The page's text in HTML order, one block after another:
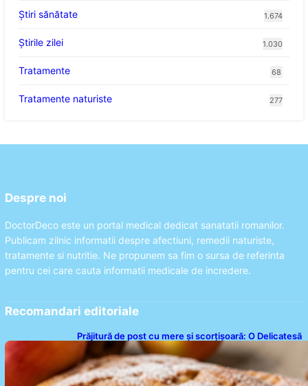
Ştiri sănătate 1.674
Știrile zilei 1.030
Tratamente 68
Tratamente naturiste 277
Despre noi
DoctorDeco este un portal medical dedicat sanatatii romanilor.
Publicam zilnic informatii despre afectiuni, remedii naturiste,
tratamente si nutritie. Ne propunem sa fim o sursa de referinta
pentru cei care cauta informatii medicale de incredere.
Recomandari editoriale
Prăjitură de post cu mere și scorțișoară: O Delicatesă
Dulce pentru Postul Adormirii Maicii Domnului